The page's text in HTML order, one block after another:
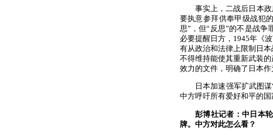
事实上，二战后日本
要执意参拜供奉甲级战犯
思”，但“反思”的不是战争
必要提醒日方，1945年《
有从政治和法律上限制日
不得维持能使其重新武装
效力的文件，明确了日本
日本加速强军扩武图
中方呼吁所有爱好和平的
彭博社记者：中日本
牌。中方对此怎么看？